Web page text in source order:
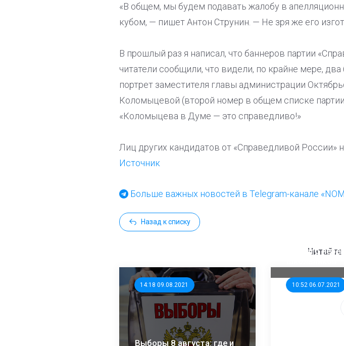
«В общем, мы будем подавать жалобу в
кубом, — пишет Антон Струнин. — Не зря же его
В прошлый раз я написал, что баннеров партии
читатели сообщили, что видели, по крайне мере,
портрет заместителя главы администрации
Коломыцевой (второй номер в общем списке
«Коломыцева в Думе — это справедливо!»
Лиц других кандидатов от «Справедливой России»
Источник
Больше важных новостей в Telegram-канале
Назад к списку
14:18 09.08.2021
Выборы 8 августа: где и
10:52 06.07.2021
единого